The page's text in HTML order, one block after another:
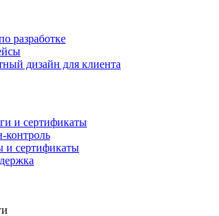
разработке
дизайн для клиента
и сертификаты
контроль
и сертификаты